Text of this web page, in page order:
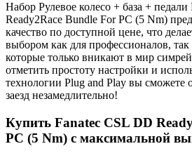
Набор Рулевое колесо + база +
Ready2Race Bundle For PC (5 Nm)
качество по доступной цене, что
выбором как для профессионалов,
которые только вникают в мир
отметить простоту настройки и
технологии Plug and Play вы сможете
заезд незамедлительно!
Купить Fanatec CSL DD
PC (5 Nm) с максимальной